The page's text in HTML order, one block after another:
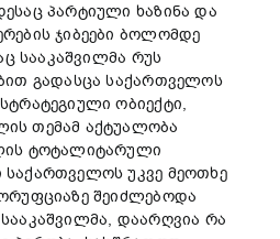
პარტიული ხაზინა და
ჯიბეები ბოლომდე
სააკაშვილმა რუს
გადასცა საქართველოს
ობიექტი,
თემამ აქტუალობა
ტოტალიტარული
უკვე მეოთხე
შეიძლებოდა
დაარღვია რა